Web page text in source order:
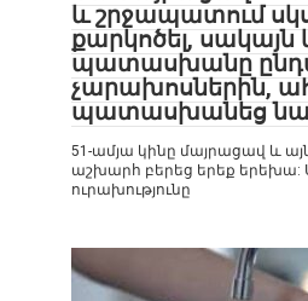
և շրջապատում
քարկոծել, սակայն
պատասխանը
չարախոսներին,
պատասխանեց
51-ամյա կինը մայրացավ և այն
աշխարհ բերեց երեք երեխա:
ուրախությունը